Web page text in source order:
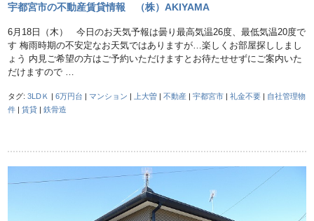
宇都宮市の不動産賃貸情報 （株）AKIYAMA
6月18日（木） 今日のお天気予報は曇り最高気温26度、最低気温20度で
す 梅雨時期の不安定なお天気ではありますが…楽しくお部屋探ししまし
ょう 内見ご希望の方はご予約いただけますとお待たせせずにご案内いた
だけますので …
タグ:3LDＫ |6万円台 | マンション | 上大曽 |不動産 |宇都宮市 |礼金不要 | 自社管理物
件 |賃貸 |鉄骨造